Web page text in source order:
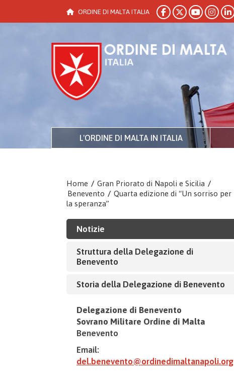
ORDINE DI MALTA ITALIA
L'ORDINE DI MALTA IN ITALIA
Home / Gran Priorato di Napoli e Sicilia /
Benevento / Quarta edizione di “Un sorriso per
la speranza”
Notizie
Struttura della Delegazione di
Benevento
Storia della Delegazione di Benevento
Delegazione di Benevento
Sovrano Militare Ordine di Malta
Benevento
Email:
del.benevento@ordinedimaltanapoli.org